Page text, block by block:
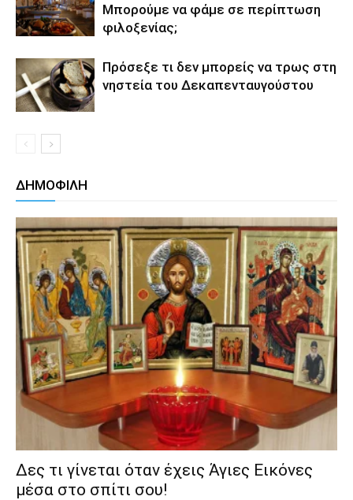
Μπορούμε να φάμε σε περίπτωση
φιλοξενίας;
Πρόσεξε τι δεν μπορείς να τρως στη
νηστεία του Δεκαπενταυγούστου
ΔΗΜΟΦΙΛΗ
Δες τι γίνεται όταν έχεις Άγιες Εικόνες
μέσα στο σπίτι σου!